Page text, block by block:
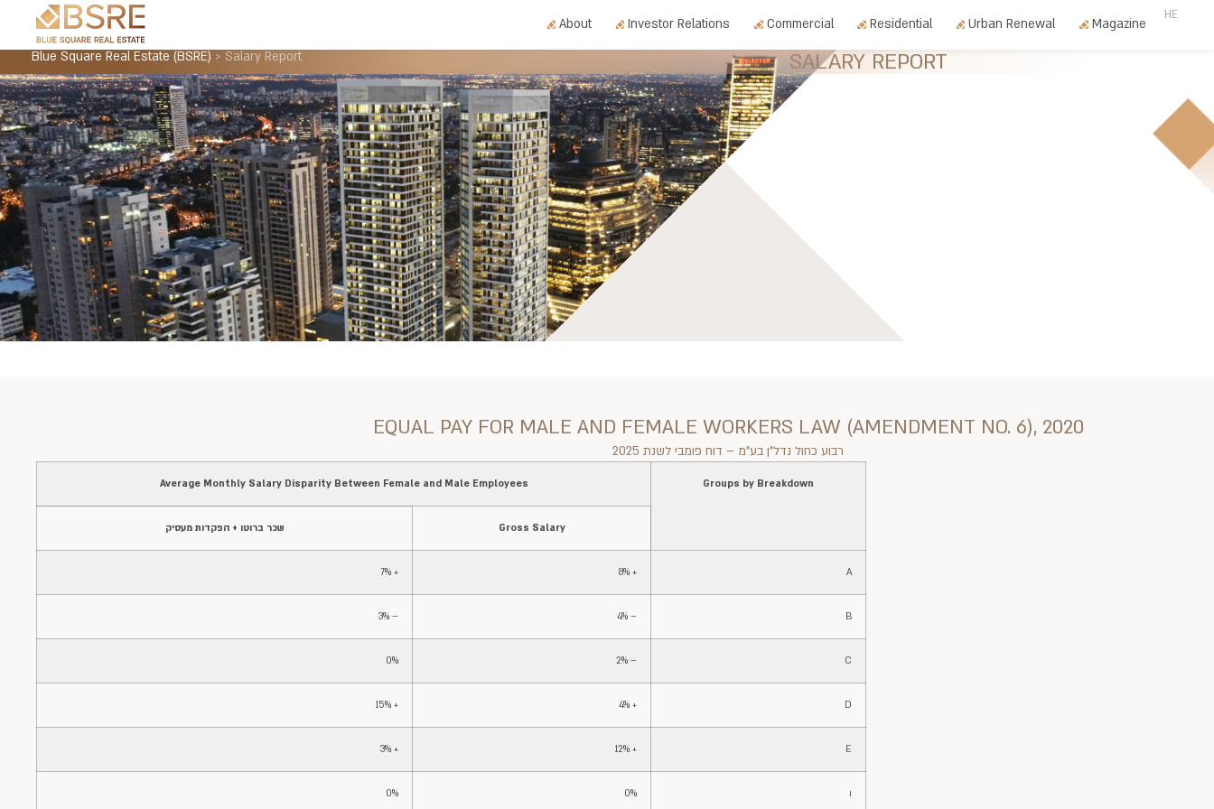
HE
About Investor Relations Commercial Residential Urban Renewal Magazine
Blue Square Real Estate (BSRE) > Salary Report SALARY REPORT
EQUAL PAY FOR MALE AND FEMALE WORKERS LAW (AMENDMENT NO. 6), 2020
רבוע כחול נדל"ן בע"מ – דוח פומבי לשנת 2025
Groups by Breakdown
Average Monthly Salary Disparity Between Female and Male Employees
Gross Salary שכר ברוטו + הפקדות מעסיק
A
+ 8%
+ 7%
B
– 4%
– 3%
C
– 2%
0%
D
+ 4%
+ 15%
E
+ 12%
+ 3%
ו 0%
0%